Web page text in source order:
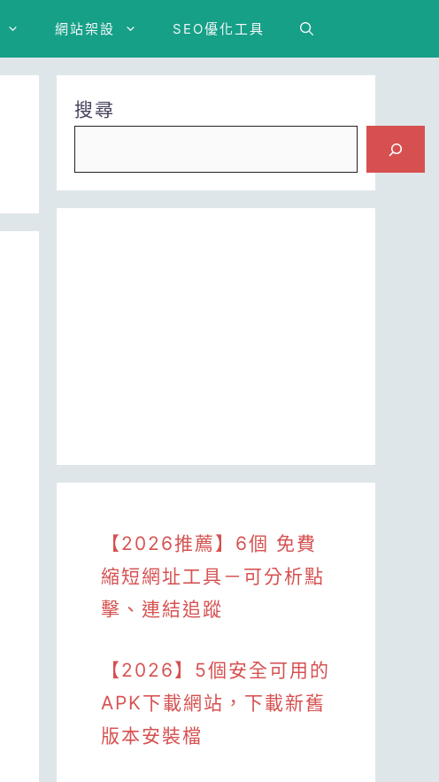
網站架設 SEO優化工具
搜尋
【2026推薦】6個 免費
縮短網址工具－可分析點
擊、連結追蹤
【2026】5個安全可用的
APK下載網站，下載新舊
版本安裝檔